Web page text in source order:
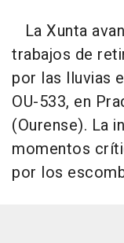
La Xunta
trabajos de
por las lluvias
OU-533, en
(Ourense). La
momentos
por los